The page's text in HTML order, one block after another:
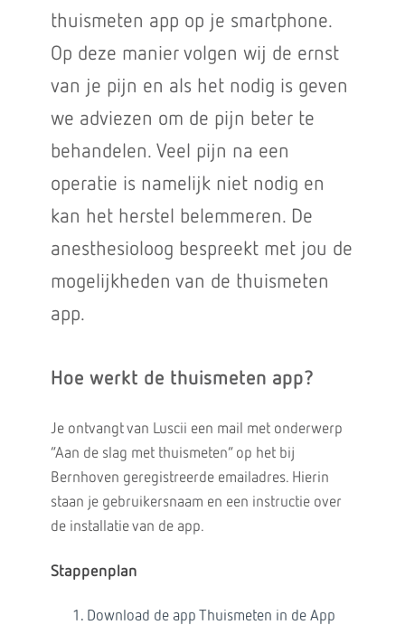
thuismeten app op je smartphone.
Op deze manier volgen wij de ernst
van je pijn en als het nodig is geven
we adviezen om de pijn beter te
behandelen. Veel pijn na een
operatie is namelijk niet nodig en
kan het herstel belemmeren. De
anesthesioloog bespreekt met jou de
mogelijkheden van de thuismeten
app.
Hoe werkt de thuismeten app?
Je ontvangt van Luscii een mail met onderwerp
“Aan de slag met thuismeten” op het bij
Bernhoven geregistreerde emailadres. Hierin
staan je gebruikersnaam en een instructie over
de installatie van de app.
Stappenplan
Download de app Thuismeten in de App